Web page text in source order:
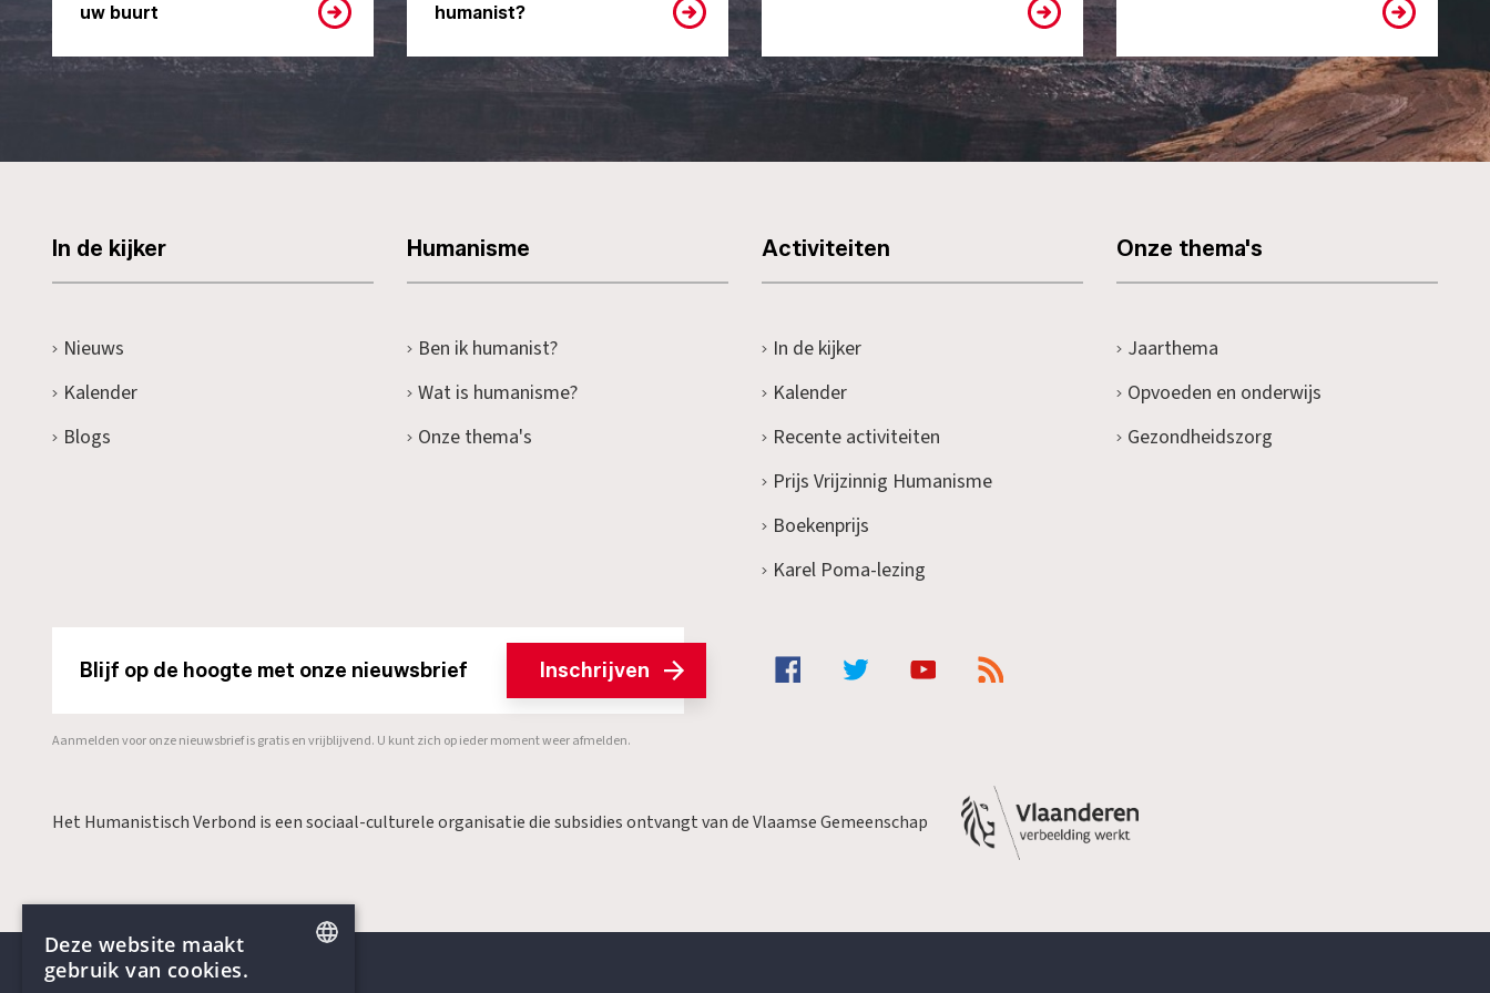
uw buurt humanist?
In de kijker
Nieuws
Kalender
Blogs
Humanisme
Ben ik humanist?
Wat is humanisme?
Onze thema's
Activiteiten
In de kijker
Kalender
Recente activiteiten
Prijs Vrijzinnig Humanisme
Boekenprijs
Karel Poma-lezing
Onze thema's
Jaarthema
Opvoeden en onderwijs
Gezondheidszorg
Blijf op de hoogte met onze nieuwsbrief Inschrijven
Aanmelden voor onze nieuwsbrief is gratis en vrijblijvend. U kunt zich op ieder moment weer afmelden.
Het Humanistisch Verbond is een sociaal-culturele organisatie die subsidies ontvangt van de Vlaamse Gemeenschap
Deze website maakt
gebruik van cookies.